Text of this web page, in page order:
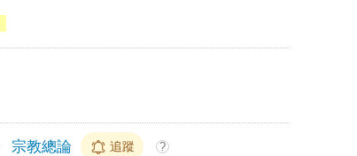
宗教總論 追蹤 ?